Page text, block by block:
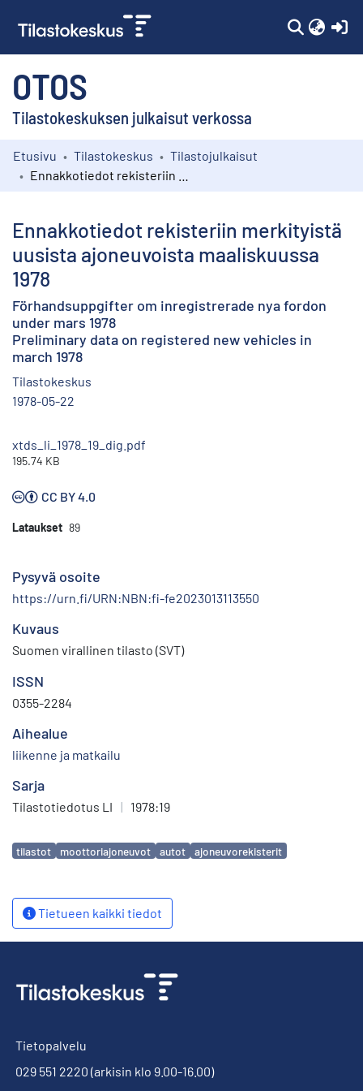
OTOS
Tilastokeskuksen julkaisut verkossa
Kokoelmat
Etusivu Tilastokeskus
Tilastojulkaisut
Ennakkotiedot rekisteriin merkityistä
uusista ajoneuvoista maaliskuussa
1978
Förhandsuppgifter om inregistrerade nya fordon
under mars 1978
Preliminary data on registered new vehicles in
march 1978
Tilastokeskus
1978-05-22
xtds_li_1978_19_dig.pdf
195.74 KB
CC BY 4.0
Lataukset 89
Pysyvä osoite
https://urn.fi/URN:NBN:fi-fe2023013113550
Kuvaus
Suomen virallinen tilasto (SVT)
ISSN
0355-2284
Aihealue
liikenne ja matkailu
Sarja
Tilastotiedotus LI | 1978:19
Avainsanat
tilastot moottoriajoneuvot autot ajoneuvorekisterit
Tietueen kaikki tiedot
Tietopalvelu
029 551 2220 (arkisin klo 9.00-16.00)